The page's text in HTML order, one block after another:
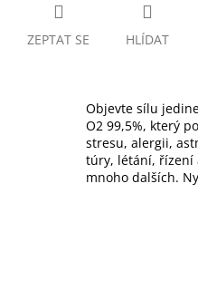
ZEPTAT SE HLÍDAT
Objevte sílu
O2 99,5%, který
stresu, alergii,
túry, létání, řízení
mnoho dalších.